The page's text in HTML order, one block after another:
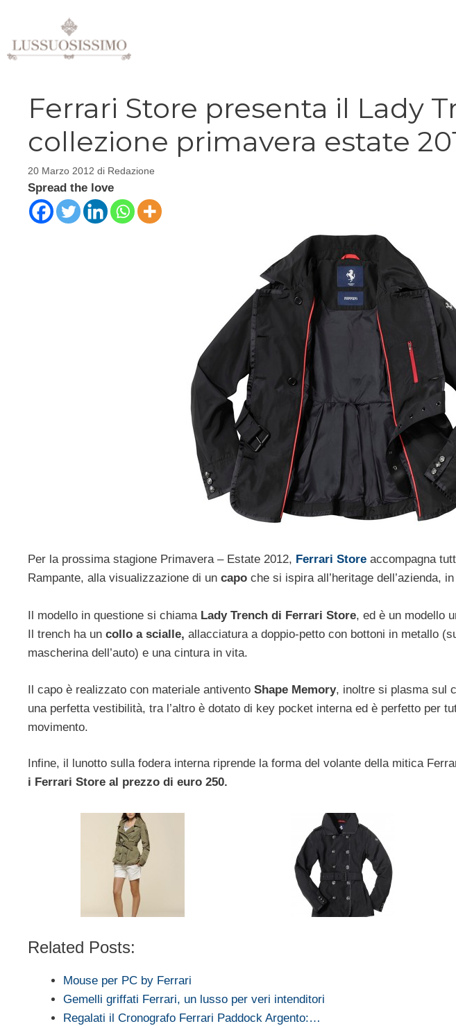
contenuto
Ferrari Store presenta il Lady
collezione primavera estate
20 Marzo 2012 di Redazione
Spread the love
Per la prossima stagione Primavera – Estate 2012, Ferrari Store accompagna
Rampante, alla visualizzazione di un capo che si ispira all’heritage dell’azienda,
Il modello in questione si chiama Lady Trench di Ferrari Store, ed è un modello
Il trench ha un collo a scialle, allacciatura a doppio-petto con bottoni in metallo
mascherina dell’auto) e una cintura in vita.
Il capo è realizzato con materiale antivento Shape Memory, inoltre si plasma sul
una perfetta vestibilità, tra l’altro è dotato di key pocket interna ed è perfetto per
movimento.
Infine, il lunotto sulla fodera interna riprende la forma del volante della mitica
i Ferrari Store al prezzo di euro 250.
Related Posts:
Mouse per PC by Ferrari
Gemelli griffati Ferrari, un lusso per veri intenditori
Regalati il Cronografo Ferrari Paddock Argento:…